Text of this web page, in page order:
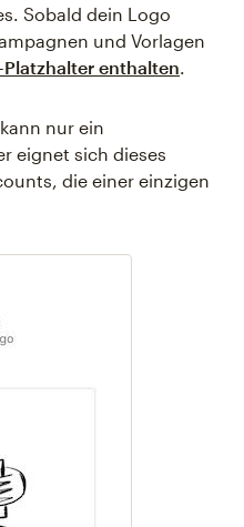
Sobald dein Logo
und Vorlagen
Platzhalter enthalten.
nur ein
eignet sich dieses
die einer einzigen